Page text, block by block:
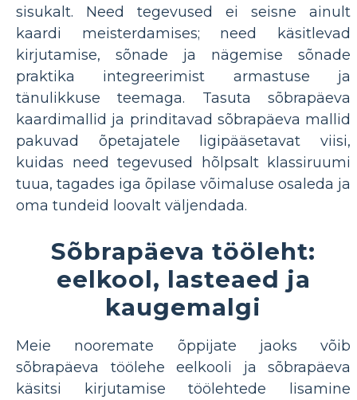
sisukalt. Need tegevused ei seisne ainult
kaardi meisterdamises; need käsitlevad
kirjutamise, sõnade ja nägemise sõnade
praktika integreerimist armastuse ja
tänulikkuse teemaga. Tasuta sõbrapäeva
kaardimallid ja prinditavad sõbrapäeva mallid
pakuvad õpetajatele ligipääsetavat viisi,
kuidas need tegevused hõlpsalt klassiruumi
tuua, tagades iga õpilase võimaluse osaleda ja
oma tundeid loovalt väljendada.
Sõbrapäeva tööleht:
eelkool, lasteaed ja
kaugemalgi
Meie nooremate õppijate jaoks võib
sõbrapäeva töölehe eelkooli ja sõbrapäeva
käsitsi kirjutamise töölehtede lisamine